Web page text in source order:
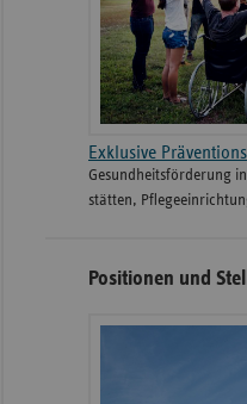
Exklusive
Gesund­heits­­förderung
stätten,
Positionen und